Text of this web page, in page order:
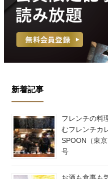
新着記事
フレンチの料
むフレンチカ
SPOON（東
号